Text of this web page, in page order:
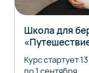
Школа для
Курс стартует